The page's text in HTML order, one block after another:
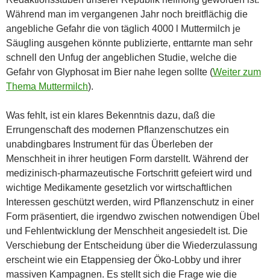
Während man im vergangenen Jahr noch breitflächig die
angebliche Gefahr die von täglich 4000 l Muttermilch je
Säugling ausgehen könnte publizierte, enttarnte man sehr
schnell den Unfug der angeblichen Studie, welche die
Gefahr von Glyphosat im Bier nahe legen sollte (Weiter zum
Thema Muttermilch).
Was fehlt, ist ein klares Bekenntnis dazu, daß die
Errungenschaft des modernen Pflanzenschutzes ein
unabdingbares Instrument für das Überleben der
Menschheit in ihrer heutigen Form darstellt. Während der
medizinisch-pharmazeutische Fortschritt gefeiert wird und
wichtige Medikamente gesetzlich vor wirtschaftlichen
Interessen geschützt werden, wird Pflanzenschutz in einer
Form präsentiert, die irgendwo zwischen notwendigen Übel
und Fehlentwicklung der Menschheit angesiedelt ist. Die
Verschiebung der Entscheidung über die Wiederzulassung
erscheint wie ein Etappensieg der Öko-Lobby und ihrer
massiven Kampagnen. Es stellt sich die Frage wie die